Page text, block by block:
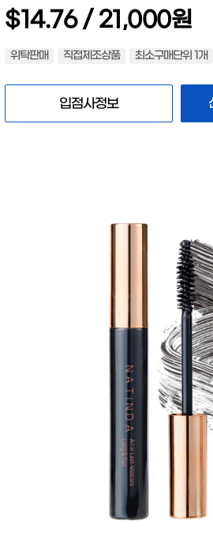
$14.76 / 21,000원
위탁판매 직접제조상품 최소구매단위 1개
입점사정보